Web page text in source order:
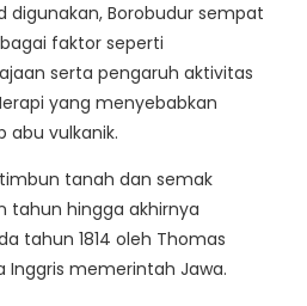
digunakan, Borobudur sempat
faktor seperti
serta pengaruh aktivitas
yang menyebabkan
abu vulkanik.
tanah dan semak
tahun hingga akhirnya
tahun 1814 oleh Thomas
Inggris memerintah Jawa.